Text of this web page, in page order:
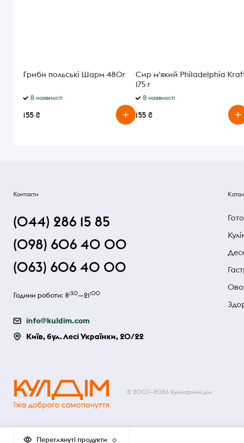
Гриби польські Шарм 480г
В наявності
155 ₴
Сир м'який Philadelphia
175 г
В наявності
155 ₴
Контакти
(044) 286 15 85
(098) 606 40 00
(063) 606 40 00
Години роботи: 8:30—21:00
info@kuldim.com
Київ, бул. Лесі Українки, 20/22
© 2007—2026 Кулінарний дім
Переглянуті продукти 0